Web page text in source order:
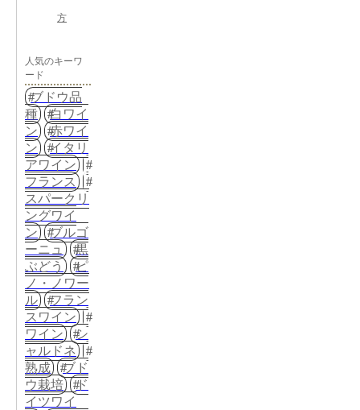
方
人気のキーワ
ード
ブドウ品
種
白ワイ
ン
赤ワイ
ン
イタリ
アワイン
フランス
スパークリ
ングワイ
ン
ブルゴ
ーニュ
黒
ぶどう
ピ
ノ・ノワー
ル
フラン
スワイン
ワイン
シ
ャルドネ
熟成
ブド
ウ栽培
ド
イツワイ